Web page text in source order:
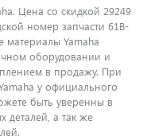
Цена со скидкой 29249
номер запчасти 61B-
материалы Yamaha
оборудовании и
в продажу. При
у официального
быть уверенны в
деталей, а так же